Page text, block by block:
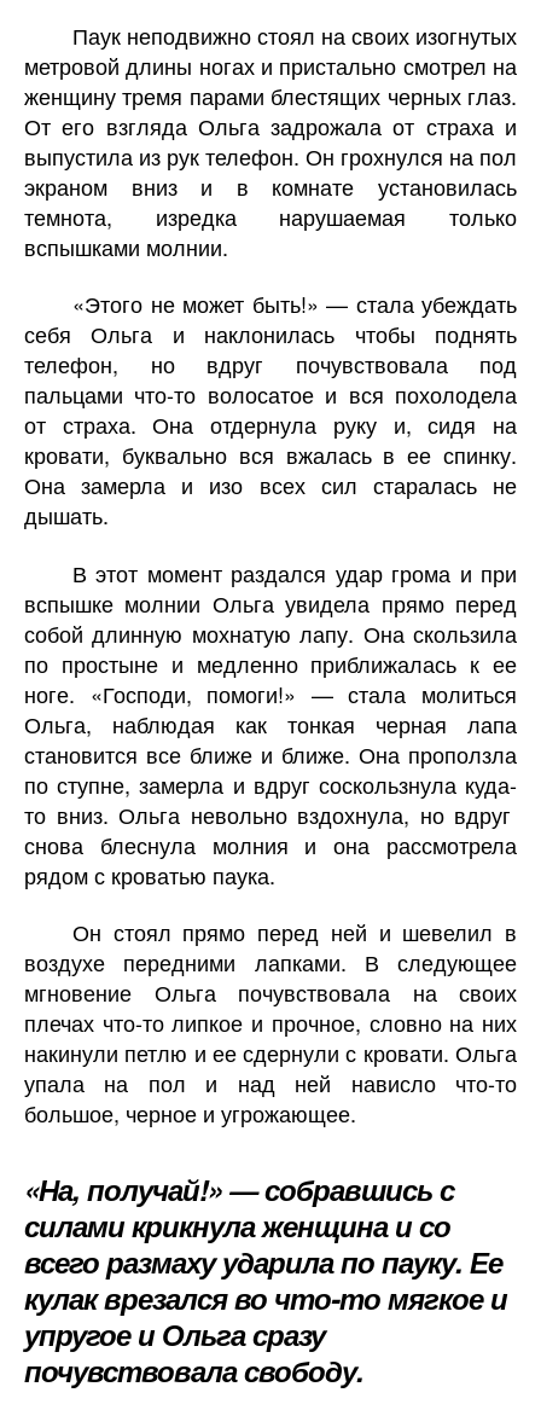
Паук неподвижно стоял на своих изогнутых
метровой длины ногах и пристально смотрел на
женщину тремя парами блестящих черных глаз.
От его взгляда Ольга задрожала от страха и
выпустила из рук телефон. Он грохнулся на пол
экраном вниз и в комнате установилась
темнота, изредка нарушаемая только
вспышками молнии.
«Этого не может быть!» — стала убеждать
себя Ольга и наклонилась чтобы поднять
телефон, но вдруг почувствовала под
пальцами что-то волосатое и вся похолодела
от страха. Она отдернула руку и, сидя на
кровати, буквально вся вжалась в ее спинку.
Она замерла и изо всех сил старалась не
дышать.
В этот момент раздался удар грома и при
вспышке молнии Ольга увидела прямо перед
собой длинную мохнатую лапу. Она скользила
по простыне и медленно приближалась к ее
ноге. «Господи, помоги!» — стала молиться
Ольга, наблюдая как тонкая черная лапа
становится все ближе и ближе. Она проползла
по ступне, замерла и вдруг соскользнула куда-
то вниз. Ольга невольно вздохнула, но вдруг
снова блеснула молния и она рассмотрела
рядом с кроватью паука.
Он стоял прямо перед ней и шевелил в
воздухе передними лапками. В следующее
мгновение Ольга почувствовала на своих
плечах что-то липкое и прочное, словно на них
накинули петлю и ее сдернули с кровати. Ольга
упала на пол и над ней нависло что-то
большое, черное и угрожающее.
«На, получай!» — собравшись с
силами крикнула женщина и со
всего размаху ударила по пауку. Ее
кулак врезался во что-то мягкое и
упругое и Ольга сразу
почувствовала свободу.